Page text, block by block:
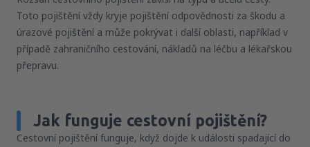
Toto pojištění vždy kryje pojištění odpovědnosti za škodu a
úrazové pojištění a může pokrývat i další oblasti, například v
případě zahraničního cestování, nákladů na léčbu a lékařskou
přepravu.
Jak funguje cestovní pojištění?
Cestovní pojištění funguje, když dojde k události spadající do